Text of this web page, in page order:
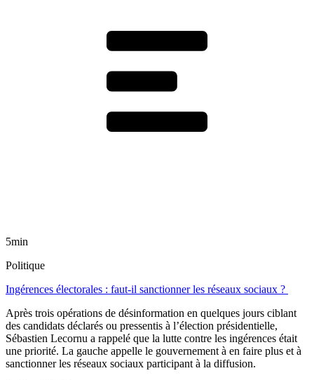
5min
Politique
Ingérences électorales : faut-il sanctionner les réseaux sociaux ?
Après trois opérations de désinformation en quelques jours ciblant
des candidats déclarés ou pressentis à l’élection présidentielle,
Sébastien Lecornu a rappelé que la lutte contre les ingérences était
une priorité. La gauche appelle le gouvernement à en faire plus et à
sanctionner les réseaux sociaux participant à la diffusion.